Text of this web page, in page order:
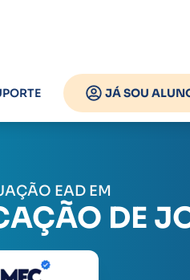
JÁ SOU
EAD EM
DE